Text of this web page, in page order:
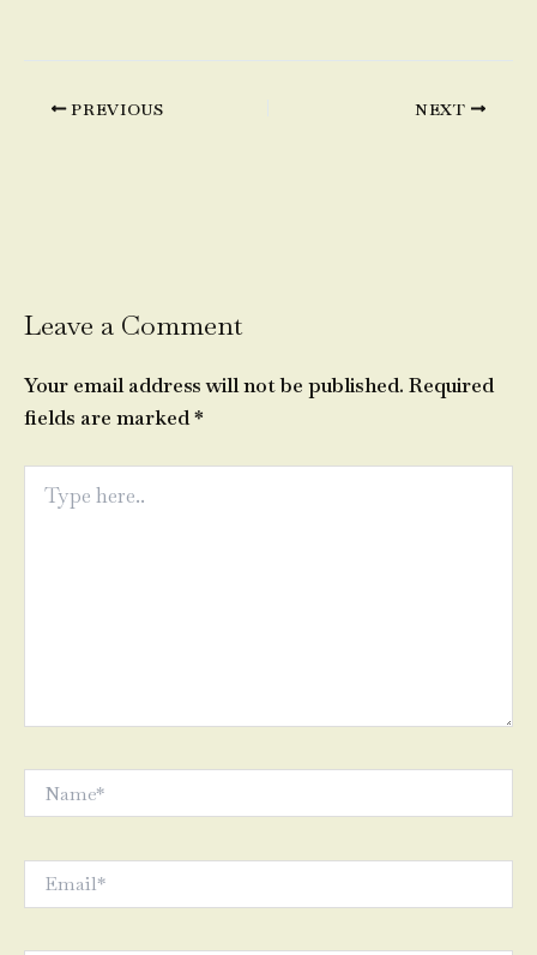
PREVIOUS NEXT
Leave a Comment
Your email address will not be published. Required
fields are marked*
here..